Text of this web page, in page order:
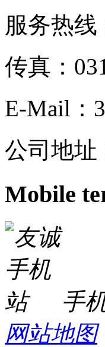
服务热线
传真：
E-Mail：
公司地址
Mobile
手
网站地图